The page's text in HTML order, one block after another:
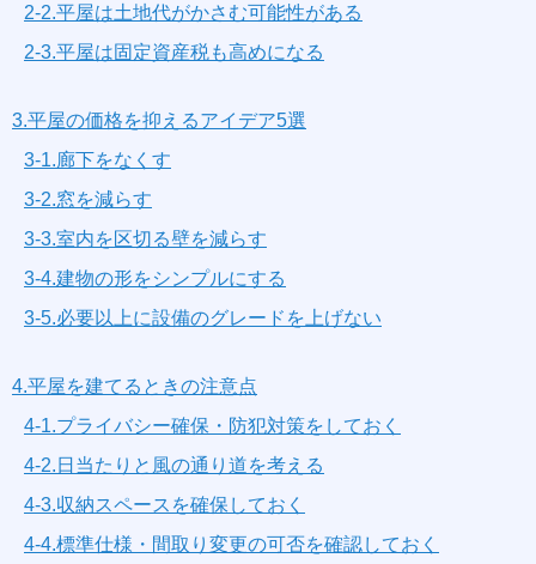
2-2.平屋は土地代がかさむ可能性がある
2-3.平屋は固定資産税も高めになる
3.平屋の価格を抑えるアイデア5選
3-1.廊下をなくす
3-2.窓を減らす
3-3.室内を区切る壁を減らす
3-4.建物の形をシンプルにする
3-5.必要以上に設備のグレードを上げない
4.平屋を建てるときの注意点
4-1.プライバシー確保・防犯対策をしておく
4-2.日当たりと風の通り道を考える
4-3.収納スペースを確保しておく
4-4.標準仕様・間取り変更の可否を確認しておく